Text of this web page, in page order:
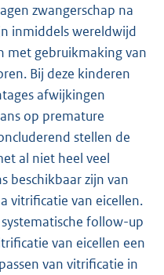
zwangerschap na
inmiddels wereldwijd
met gebruikmaking van
Bij deze kinderen
afwijkingen
op premature
stellen de
al niet heel veel
beschikbaar zijn van
vitrificatie van eicellen.
follow-up
van eicellen een
van vitrificatie in